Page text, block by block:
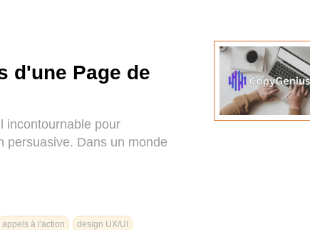
d'une Page de
incontournable pour
persuasive. Dans un monde
appels à l'action design UX/UI